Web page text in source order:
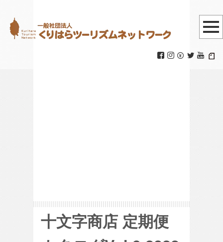
十文字商店 定期便